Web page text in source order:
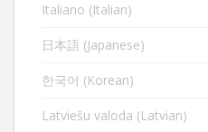
Italiano (Italian)
日本語 (Japanese)
한국어 (Korean)
Latviešu valoda (Latvian)